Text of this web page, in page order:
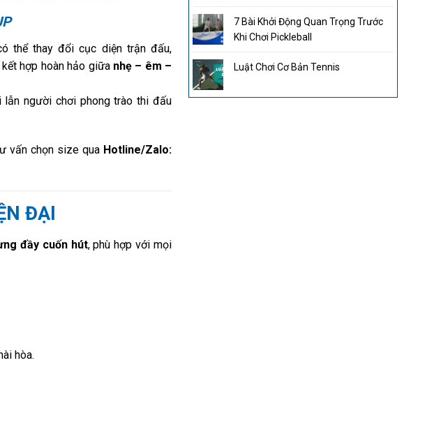
7 Bài Khởi Động Quan Trọng Trước
Khi Chơi Pickleball
Luật Chơi Cơ Bản Tennis
thể thay đổi cục diện trận đấu,
hợp hoàn hảo giữa nhẹ – êm –
lẫn người chơi phong trào thi đấu
vấn chọn size qua Hotline/Zalo:
ĐẠI
đầy cuốn hút, phù hợp với mọi
hòa.